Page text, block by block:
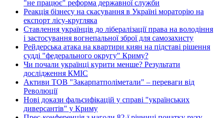
"не працює" реформа державної служби
Реакція бізнесу на скасування в Україні мораторію на
експорт лісу-кругляка
Ставлення українців до лібералізації права на володіння
і застосування вогнепальної зброї для самозахисту
Рейдерська атака на квартири киян на підставі рішення
судді "федерального округу" Криму?
Чи почали українці курити менше? Результати
дослідження КМІС
Активи ТОВ "Закарпатполіметали" – переваги від
Революції
Нові докази фальсифікацій у справі "українських
диверсантів" у Криму